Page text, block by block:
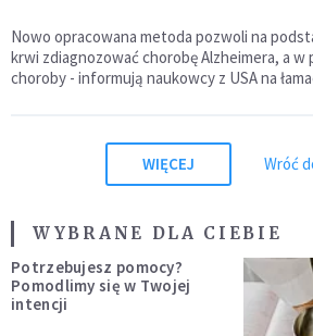
Nowo opracowana metoda pozwoli na
krwi zdiagnozować chorobę Alzheimera, a w
choroby - informują naukowcy z USA na
WIĘCEJ Wróć
WYBRANE DLA CIEBIE
Potrzebujesz pomocy?
Pomodlimy się w Twojej
intencji